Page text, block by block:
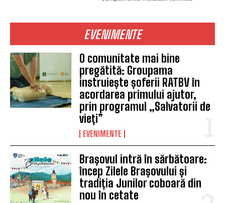
EVENIMENTE
O comunitate mai bine
pregătită: Groupama
instruiește șoferii RATBV în
acordarea primului ajutor,
prin programul „Salvatorii de
vieți”
EVENIMENTE
Brașovul intră în sărbătoare:
încep Zilele Brașovului și
tradiția Junilor coboară din
nou în cetate